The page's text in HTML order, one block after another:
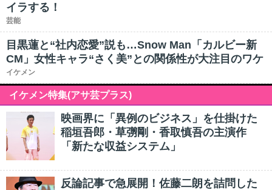
イラする！
芸能
目黒蓮と“社内恋愛”説も…Snow Man「カルビー新
CM」女性キャラ“さく美”との関係性が大注目のワケ
イケメン
イケメン特集(アサ芸プラス)
映画界に「異例のビジネス」を仕掛けた
稲垣吾郎・草彅剛・香取慎吾の主演作
「新たな収益システム」
反論記事で急展開！佐藤二朗を詰問した